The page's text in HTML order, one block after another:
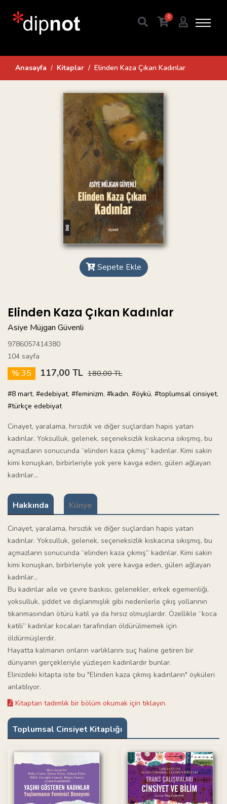
0
Anasayfa Kitaplar Elinden Kaza Çıkan Kadınlar
Sepete Ekle
Elinden Kaza Çıkan Kadınlar
Asiye Müjgan Güvenli
9786057414380
104 sayfa
% 35 117,00 TL 180,00 TL
#8 mart, #edebiyat, #feminizm, #kadın, #öykü, #toplumsal cinsiyet,
#türkçe edebiyat
Cinayet, yaralama, hırsızlık ve diğer suçlardan hapis yatan
kadınlar. Yoksulluk, gelenek, seçeneksizlik kıskacına sıkışmış, bu
açmazların sonucunda “elinden kaza çıkmış” kadınlar. Kimi sakin
kimi konuşkan, birbirleriyle yok yere kavga eden, gülen ağlayan
kadınlar...
Hakkında Künye
Cinayet, yaralama, hırsızlık ve diğer suçlardan hapis yatan
kadınlar. Yoksulluk, gelenek, seçeneksizlik kıskacına sıkışmış, bu
açmazların sonucunda “elinden kaza çıkmış” kadınlar. Kimi sakin
kimi konuşkan, birbirleriyle yok yere kavga eden, gülen ağlayan
kadınlar...
Bu kadınlar aile ve çevre baskısı, gelenekler, erkek egemenliği,
yoksulluk, şiddet ve dışlanmışlık gibi nedenlerle çıkış yollarının
tıkanmasından ötürü katil ya da hırsız olmuşlardır. Özellikle “koca
katili” kadınlar kocaları tarafından öldürülmemek için
öldürmüşlerdir.
Hayatta kalmanın onların varlıklarını suç haline getiren bir
dünyanın gerçekleriyle yüzleşen kadınlardır bunlar.
Elinizdeki kitapta iste bu "Elinden kaza çıkmış kadınların" öyküleri
anlatılıyor.
Kitaptan tadımlık bir bölüm okumak için tıklayın.
Toplumsal Cinsiyet Kitaplığı